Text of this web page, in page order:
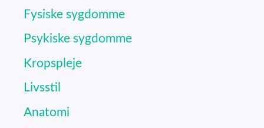
Fysiske sygdomme
Psykiske sygdomme
Kropspleje
Livsstil
Anatomi